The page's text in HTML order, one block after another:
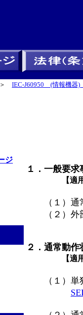
１．一般要求
【適
（１）通
（２）外部
２．通常動
【適
（１）単
ジ
IEC-J60950 (情報機器